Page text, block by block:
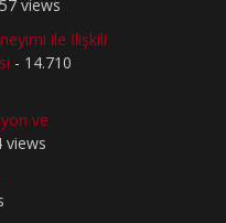
views
ile İlişkili
- 14.710
ve
views